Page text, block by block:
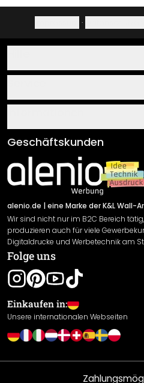
·
Über uns
Klebe- und
Newsletter An-/Abmeldung
Sendungsverfolgung
AGB
Impressum
Versand & Zahlung
Rücksendung
Widerrufsrecht
Datenschutzerklärung
Gewährleistung
Leistungserklärung / CE-
Cookie Einstellungen
Geschäftskunden
alenio.de | eine Marke der K&L Wall-
Wir sind nicht nur im B2C Bereich
produzieren auch für viele
Digitaldrucke und Werbetechnik am
Folge uns
Einkaufen in:
Unsere internationalen Webseiten